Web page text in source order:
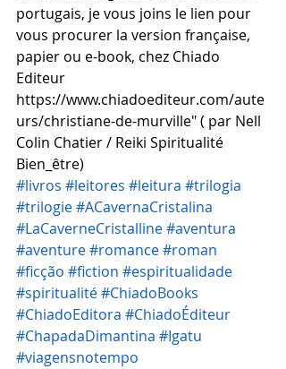
portugais, je vous joins le lien pour
vous procurer la version française,
papier ou e-book, chez Chiado
Editeur
https://www.chiadoediteur.com/aute
urs/christiane-de-murville" ( par Nell
Colin Chatier / Reiki Spiritualité
Bien_être)
#livros #leitores #leitura #trilogia
#trilogie#ACavernaCristalina
#LaCaverneCristalline#aventura
#aventure#romance#roman
#ficção #fiction #espiritualidade
#spiritualité#ChiadoBooks
#ChiadoEditora #ChiadoÉditeur
#ChapadaDimantina #Igatu
#viagensnotempo